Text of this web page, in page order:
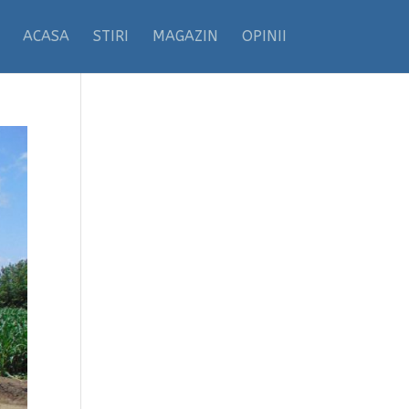
ACASA STIRI MAGAZIN OPINII